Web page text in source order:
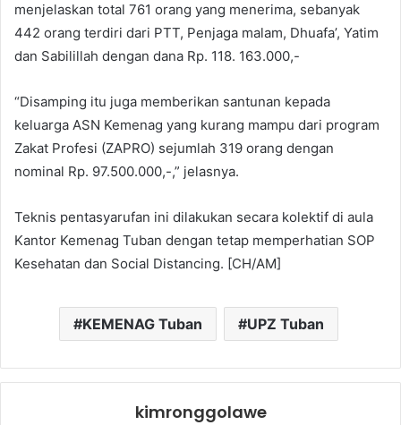
menjelaskan total 761 orang yang menerima, sebanyak
442 orang terdiri dari PTT, Penjaga malam, Dhuafa’, Yatim
dan Sabilillah dengan dana Rp. 118. 163.000,-
“Disamping itu juga memberikan santunan kepada
keluarga ASN Kemenag yang kurang mampu dari program
Zakat Profesi (ZAPRO) sejumlah 319 orang dengan
nominal Rp. 97.500.000,-,” jelasnya.
Teknis pentasyarufan ini dilakukan secara kolektif di aula
Kantor Kemenag Tuban dengan tetap memperhatian SOP
Kesehatan dan Social Distancing. [CH/AM]
KEMENAG Tuban UPZ Tuban
kimronggolawe